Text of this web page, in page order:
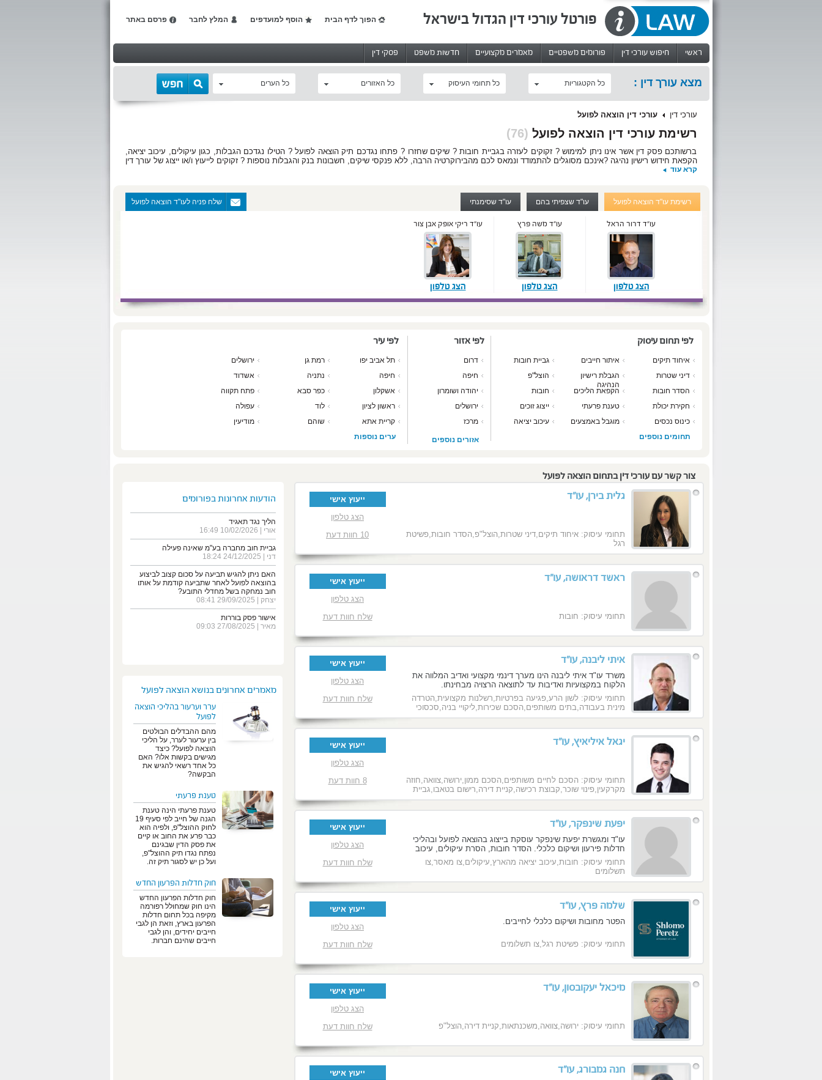
פרסם באתר המלץ לחבר הוסף למועדפים הפוך לדף הבית פורטל עורכי דין הגדול בישראל
ראשי חיפוש עורכי דין פורומים משפטיים מאמרים מקצועיים חדשות משפט פסקי דין
מצא עורך דין : כל הקטגוריות כל תחומי העיסוק כל האזורים כל הערים
עורכי דין עורכי דין הוצאה לפועל
רשימת עורכי דין הוצאה לפועל (76)
ברשותכם פסק דין אשר אינו ניתן למימוש ? זקוקים לעזרה בגביית חובות ? שיקים שחזרו ? פתחו נגדכם תיק הוצאה לפועל ? הטילו נגדכם הגבלות, כגון עיקולים, עיכוב יציאה,
הקפאת חידוש רישיון נהיגה ?אינכם מסוגלים להתמודד ונמאס לכם מהבירוקרטיה הרבה, ללא פנקסי שיקים, חשבונות בנק והגבלות נוספות ? זקוקים לייעוץ ו/או ייצוג של עורך דין
הבקיא בתחום דיני הוצאה לפועל ?
אשר על כן, מומלץ ורצוי להיוועץ ולהיות מלווים בהליכים אלה בעזרתו של עורך דין הוצאה לפועל.
קרא עוד
רשימת עו"ד הוצאה לפועל עו"ד שצפיתי בהם עו"ד שסימנתי שלח פניה לעו"ד הוצאה לפועל
עו"ד דרור הראל
הצג טלפון
עו"ד משה פרץ
הצג טלפון
עו"ד ריקי אופק אבן צור
הצג טלפון
לפי תחום עיסוק
איחוד תיקים איתור חייבים
גביית חובות
דיני שטרות
הגבלת רישיון
הנהיגה
הוצל"פ
הסדר חובות
הקפאת הליכים
חובות
חקירת יכולת
טענת פרעתי
ייצוג זוכים
כינוס נכסים
מוגבל באמצעים
עיכוב יציאה
תחומים נוספים
לפי אזור
דרום
חיפה
יהודה ושומרון
ירושלים
מרכז
אזורים נוספים
לפי עיר
תל אביב יפו רמת גן
ירושלים
חיפה
נתניה
אשדוד
אשקלון
כפר סבא
פתח תקווה
ראשון לציון
לוד
עפולה
קריית אתא
שוהם
מודיעין
ערים נוספות
צור קשר עם עורכי דין בתחום הוצאה לפועל
גלית בירן, עו"ד
תחומי עיסוק: איחוד תיקים,דיני שטרות,הוצל"פ,הסדר חובות,פשיטת
רגל
ייעוץ אישי
הצג טלפון
10 חוות דעת
ראשד דראושה, עו"ד
תחומי עיסוק: חובות
ייעוץ אישי
הצג טלפון
שלח חוות דעת
איתי ליבנה, עו"ד
משרד עו"ד איתי ליבנה הינו מערך דינמי מקצועי ואדיב המלווה את
הלקוח במקצועיות ואדיבות עד לתוצאה הרצויה מבחינתו.
תחומי עיסוק: לשון הרע,פגיעה בפרטיות,רשלנות מקצועית,הטרדה
מינית בעבודה,בתים משותפים,הסכם שכירות,ליקויי בניה,סכסוכי
שכנים,גביית חובות,זיכיונות,חוזה עסקי,חוזה שותפות,יזמות עסקית,בית
הגנה,כתב תביעה,ליטיגציה,סדר דין מהיר,תביעה ייצוגית,תביעת
פיצויים
ייעוץ אישי
הצג טלפון
שלח חוות דעת
יגאל איליאיץ, עו"ד
תחומי עיסוק: הסכם לחיים משותפים,הסכם ממון,ירושה,צוואה,חוזה
מקרקעין,פינוי שוכר,קבוצת רכישה,קניית דירה,רישום בטאבו,גביית
חובות,ייצוג זוכים
ייעוץ אישי
הצג טלפון
8 חוות דעת
יפעת שינפקר, עו"ד
עו"ד ומגשרת יפעת שינפקר עוסקת בייצוג בהוצאה לפועל ובהליכי
חדלות פירעון ושיקום כלכלי. הסדר חובות, הסרת עיקולים, עיכוב
הליכים, ביטול עיכוב יציאה מהארץ, צו תשלומים, מחיקת חוב עבר
במזונות ביטוח לאומי, סגירת תיקים, הליכי גבייה שיקים/פסק
דין/משכון/איחוד/ מזונות/תביעה על סכום קצוב/תיקי כביש אגרה .
תחומי עיסוק: חובות,עיכוב יציאה מהארץ,עיקולים,צו מאסר,צו
תשלומים
ייעוץ אישי
הצג טלפון
שלח חוות דעת
שלמה פרץ, עו"ד
הפטר מחובות ושיקום כלכלי לחייבים.
תחומי עיסוק: פשיטת רגל,צו תשלומים
ייעוץ אישי
הצג טלפון
שלח חוות דעת
מיכאל יעקובסון, עו"ד
תחומי עיסוק: ירושה,צוואה,משכנתאות,קניית דירה,הוצל"פ
ייעוץ אישי
הצג טלפון
שלח חוות דעת
חנה גמבורג, עו"ד
ייעוץ אישי
הודעות אחרונות בפורומים
הליך נגד תאגיד
אורי
גביית חוב מחברה בע"מ שאינה פעילה
דני
האם ניתן להגיש תביעה על סכום קצוב לביצוע
בהוצאה לפועל לאחר שתביעה קודמת על אותו
חוב נמחקה בשל מחדלי התובע?
יצחק
אישור פסק בוררות
מאיר
מאמרים אחרונים בנושא הוצאה לפועל
ערר וערעור בהליכי הוצאה
לפועל
מהם ההבדלים הבולטים
בין ערעור לערר, על הליכי
הוצאה לפועל? כיצד
מגישים בקשות אלו? האם
כל אחד רשאי להגיש את
הבקשה?
טענת פרעתי
טענת פרעתי הינה טענת
הגנה של חייב לפי סעיף 19
לחוק ההוצל"פ, ולפיה הוא
כבר פרע את החוב או קיים
את פסק הדין שבגינם
נפתח נגדו תיק ההוצל"פ,
ועל כן יש לסגור תיק זה.
חוק חדלות הפרעון החדש
חוק חדלות הפרעון החדש
הינו חוק שמחולל רפורמה
מקיפה בכל תחום חדלות
הפרעון בארץ, וזאת הן לגבי
חייבים יחידים, והן לגבי
חייבים שהינם חברות.